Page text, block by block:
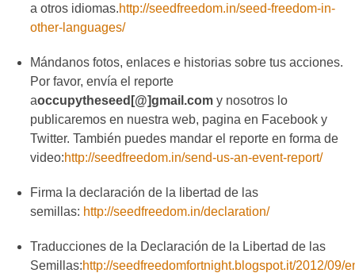
a otros idiomas.http://seedfreedom.in/seed-freedom-in-
other-languages/
Mándanos fotos, enlaces e historias sobre tus acciones.
Por favor, envía el reporte
aoccupytheseed[@]gmail.comy nosotros lo
publicaremos en nuestra web, pagina en Facebook y
Twitter. También puedes mandar el reporte en forma de
video:http://seedfreedom.in/send-us-an-event-report/
Firma la declaración de la libertad de las
semillas: http://seedfreedom.in/declaration/
Traducciones de la Declaración de la Libertad de las
Semillas:http://seedfreedomfortnight.blogspot.it/2012/09/